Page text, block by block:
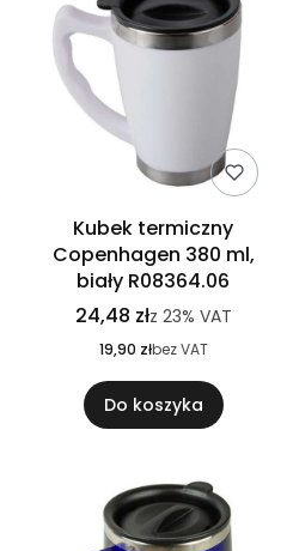
Kubek termiczny
Copenhagen 380 ml,
biały R08364.06
24,48 złz 23% VAT
19,90 złbez VAT
Do koszyka